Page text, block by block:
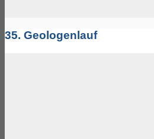
35. Geologenlauf